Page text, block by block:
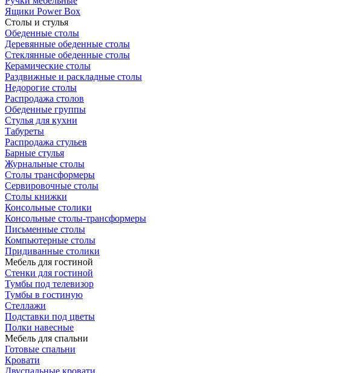
Ящики Power Box
Столы и стулья
Обеденные столы
Деревянные обеденные столы
Стеклянные обеденные столы
Керамические столы
Раздвижные и раскладные столы
Недорогие столы
Распродажа столов
Обеденные группы
Стулья для кухни
Табуреты
Распродажа стульев
Барные стулья
Журнальные столы
Столы трансформеры
Сервировочные столы
Столы книжки
Консольные столики
Консольные столы-трансформеры
Письменные столы
Компьютерные столы
Придиванные столики
Мебель для гостиной
Стенки для гостиной
Тумбы под телевизор
Тумбы в гостиную
Стеллажи
Подставки под цветы
Полки навесные
Мебель для спальни
Готовые спальни
Кровати
Двуспальные кровати